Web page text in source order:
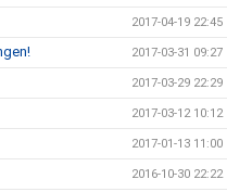
2017-04-19 22:45
2017-03-31 09:27
2017-03-29 22:29
2017-03-12 10:12
2017-01-13 11:00
2016-10-30 22:22